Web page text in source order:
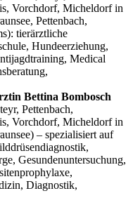
Vorchdorf, Micheldorf in
Pettenbach,
tierärztliche
Hundeerziehung,
Medical
Bettina Bombosch
Pettenbach,
Vorchdorf, Micheldorf in
– spezialisiert auf
Gesundenuntersuchung,
Diagnostik,